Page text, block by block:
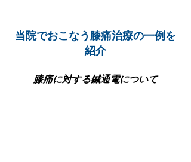
当院でおこなう膝痛治療の一例を
紹介
​膝痛に対する鍼通電について